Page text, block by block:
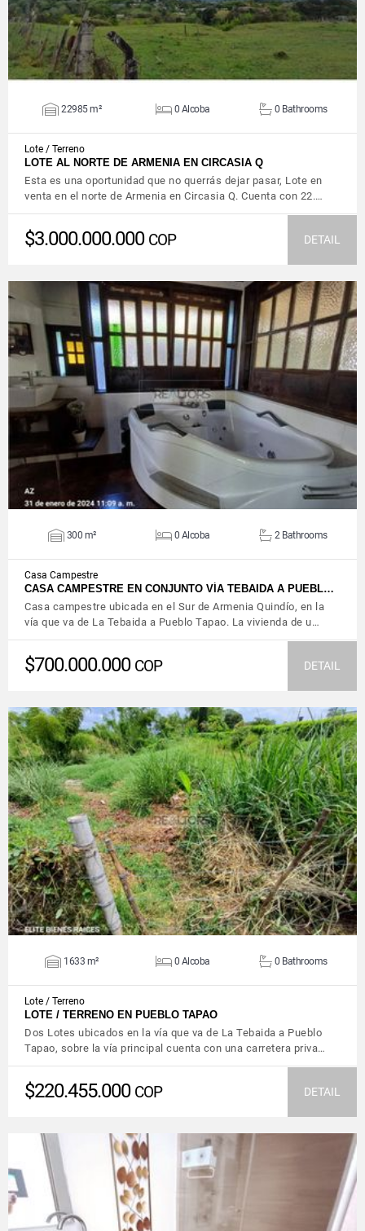
22985 m² 0 Alcoba 0 Bathrooms
Lote / Terreno
LOTE AL NORTE DE ARMENIA EN CIRCASIA Q
Esta es una oportunidad que no querrás dejar pasar, Lote en
venta en el norte de Armenia en Circasia Q. Cuenta con 22.…
$3.000.000.000 COP DETAIL
VIEW DETAILS
300 m² 0 Alcoba 2 Bathrooms
Casa Campestre
CASA CAMPESTRE EN CONJUNTO VÍA TEBAIDA A PUEBL…
Casa campestre ubicada en el Sur de Armenia Quindío, en la
vía que va de La Tebaida a Pueblo Tapao. La vivienda de u…
$700.000.000 COP DETAIL
VIEW DETAILS
1633 m² 0 Alcoba 0 Bathrooms
Lote / Terreno
LOTE / TERRENO EN PUEBLO TAPAO
Dos Lotes ubicados en la vía que va de La Tebaida a Pueblo
Tapao, sobre la vía principal cuenta con una carretera priva…
$220.455.000 COP DETAIL